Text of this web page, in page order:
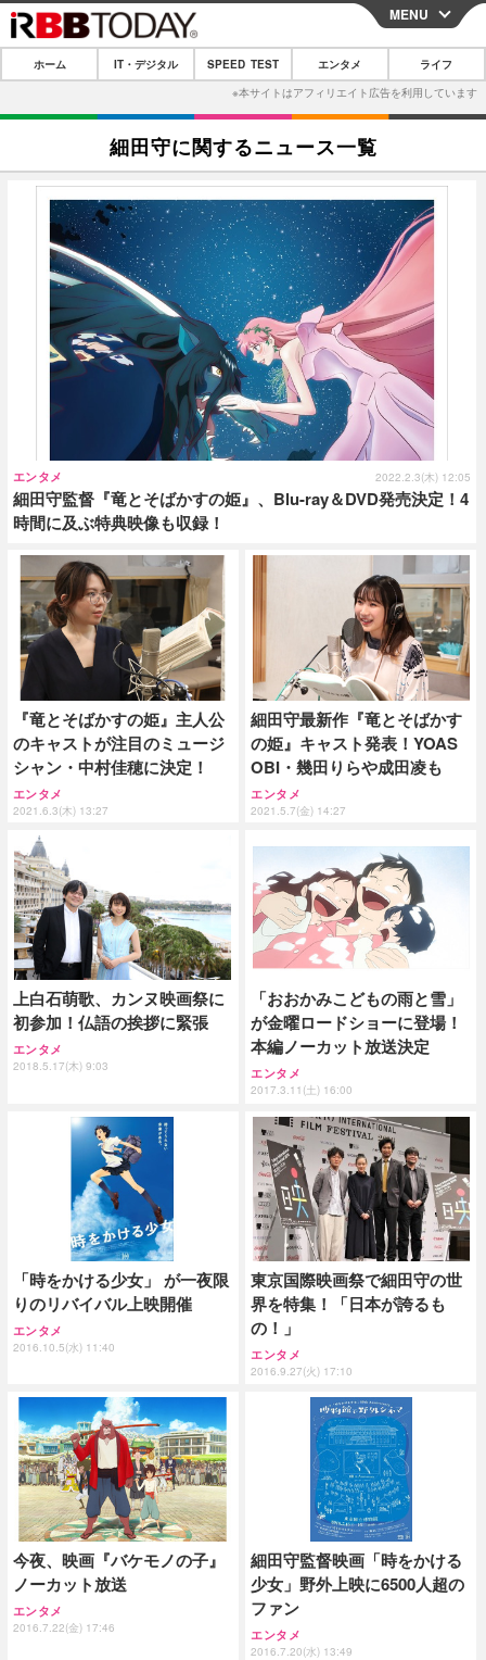
CLOSE
ホーム
IT・デジタル
IT・デジタルTOP スマートフォン
ネタ ガジェット・ツール
ショッピング その他
エンタメ
エンタメTOP 映画・ドラマ
韓流・K-POP 韓国・芸能
音楽 スポーツ
ブログ
ショッピング その他
ライフ
ライフTOP グルメ
ペット ショッピング
リリース一覧
プッシュ通知の停止方法
MENU
ホーム IT・デジタル SPEED TEST エンタメ ライフ
細田守に関するニュース一覧
細田守監督『竜とそばかすの姫』、Blu-ray＆DVD発売決定！4
時間に及ぶ特典映像も収録！
エンタメ 2022.2.3(木) 12:05
『竜とそばかすの姫』主人公
のキャストが注目のミュージ
シャン・中村佳穂に決定！
エンタメ
2021.6.3(木) 13:27
細田守最新作『竜とそばかす
の姫』キャスト発表！YOAS
OBI・幾田りらや成田凌も
エンタメ
2021.5.7(金) 14:27
上白石萌歌、カンヌ映画祭に
初参加！仏語の挨拶に緊張
エンタメ
2018.5.17(木) 9:03
「おおかみこどもの雨と雪」
が金曜ロードショーに登場！
本編ノーカット放送決定
エンタメ
2017.3.11(土) 16:00
「時をかける少女」 が一夜限
りのリバイバル上映開催
エンタメ
2016.10.5(水) 11:40
東京国際映画祭で細田守の世
界を特集！「日本が誇るも
の！」
エンタメ
2016.9.27(火) 17:10
今夜、映画『バケモノの子』
ノーカット放送
エンタメ
2016.7.22(金) 17:46
細田守監督映画「時をかける
少女」野外上映に6500人超の
ファン
エンタメ
2016.7.20(水) 13:49